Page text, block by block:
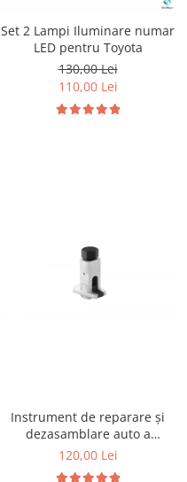
Set 2 Lampi Iluminare numar
LED pentru Toyota
130,00 Lei
110,00 Lei
Instrument de reparare și
dezasamblare auto a
distribuitorului de unghi de
120,00 Lei